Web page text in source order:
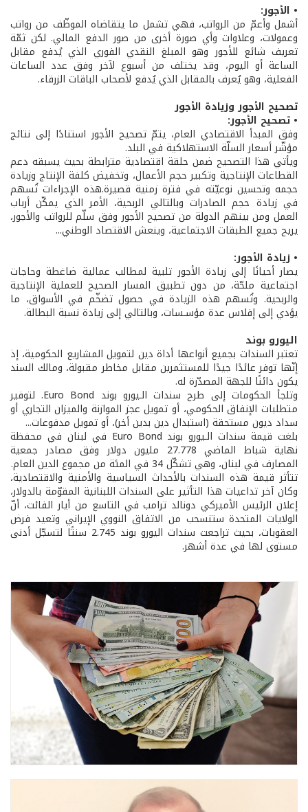
• الأجور:
أشمل وأعمّ من الرواتب، فهي تشمل ما يتقاضاه الموظّف من رواتب
وعمولات، وعلاوات وأي صورة أخرى من صور الدفع المالي. لكن ثمّة
تعريف شائع للأجور وهو المبلغ النقدي الفوري الذي يُدفع مقابل
الساعة أو اليوم، وقد يختلف من أسبوع لآخر وفق عدد الساعات
الفعلية، وهو يُعرف بالمقابل الذي يُدفع لأصحاب الباقات الزرقاء.
تصحيح الأجور وزيادة الأجور
• تصحيح الأجور:
وفق المبدأ الاقتصادي العام، يتمّ تصحيح الأجور استنادًا إلى نتائج
مؤشّر أسعار السلّة الاستهلاكية في البلد.
ويأتي هذا التصحيح ضمن حلقة اقتصادية مترابطة بحيث يسبقه دعم
القطاعات الإنتاجية وتكبير حجم الأعمال، وتخفيض كلفة الإنتاج وزيادة
حجمه وتحسين نوعيّته في فترة زمنية قصيرة.هذه الإجراءات تُسهم
في زيادة حجم الصادرات وبالتالي الربحية، الأمر الذي يمكّن أرباب
العمل ومن بينهم الدولة من تصحيح الأجور وفق سلّم للرواتب والأجور،
يريح جميع الطبقات الاجتماعية، وينعش الاقتصاد الوطني...
• زيادة الأجور:
يصار أحيانًا إلى زيادة الأجور تلبية لمطالب عمالية ضاغطة وحاجات
اجتماعية ملحّة، من دون تطبيق المسار الصحيح للعملية الإنتاجية
والربحية. وتُسهم هذه الزيادة في حصول تضخّم في الأسواق، ما
يؤدي إلى إفلاس عدة مؤسـسات، وبالتالي إلى زيادة نسبة البطالة.
اليورو بوند
تعتبر السندات بجميع أنواعها أداة دين لتمويل المشاريع الحكومية، إذ
إنّها توفر عائدًا جيدًا للمستثمرين مقابل مخاطر مقبولة، ومالك السند
يكون دائنًا للجهة المصدّرة له.
وتلجأ الحكومات إلى طرح سندات الـيورو بوند Euro Bond. لتوفير
متطلبات الإنفاق الحكومي، أو تمويل عجز الموازنة والميزان التجاري أو
سداد ديون مستحقة (استبدال دين بدين أخر)، أو تمويل مدفوعات...
بلغت قيمة سندات الـيورو بوند Euro Bond في لبنان في محفظة
نهاية شباط الماضي 27.778 مليون دولار وفق مصادر جمعية
المصارف في لبنان، وهي تشكّل 34 في المئة من مجموع الدين العام.
تتأثر قيمة هذه السندات بالأحداث السياسية والأمنية والاقتصادية،
وكان آخر تداعيات هذا التأثير على السندات اللبنانية المقوّمة بالدولار،
إعلان الرئيس الأميركي دونالد ترامب في التاسع من أيار الفائت، أنّ
الولايات المتحدة ستنسحب من الاتفاق النووي الإيراني وتعيد فرض
العقوبات، بحيث تراجعت سندات اليورو بوند 2.745 سنتًا لتسجّل أدنى
مستوى لها في عدة أشهر.